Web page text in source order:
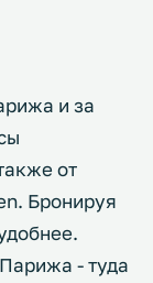
и за
от
Бронируя
- туда